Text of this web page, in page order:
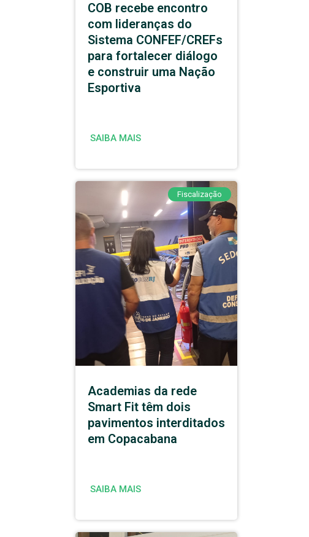
COB recebe encontro
com lideranças do
Sistema CONFEF/CREFs
para fortalecer diálogo
e construir uma Nação
Esportiva
SAIBA MAIS
Fiscalização
Academias da rede
Smart Fit têm dois
pavimentos interditados
em Copacabana
SAIBA MAIS